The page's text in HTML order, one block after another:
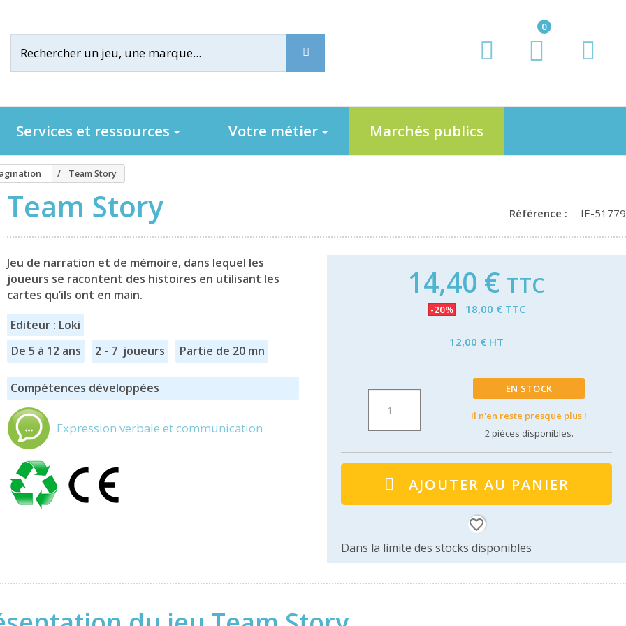
0
Services et ressources Votre métier Marchés publics
Team Story
Team Story Référence : IE-51779
Jeu de narration et de mémoire, dans lequel les
joueurs se racontent des histoires en utilisant les
cartes qu’ils ont en main.
Editeur : Loki
De 5 à 12 ans
2 - 7 joueurs Partie de 20 mn
Compétences développées
Expression verbale et communication
14,40 € TTC
-20% 18,00 € TTC
12,00 € HT
EN STOCK
Il n'en reste presque plus !
2pièces disponibles.
AJOUTER AU PANIER
favorite_border
Dans la limite des stocks disponibles